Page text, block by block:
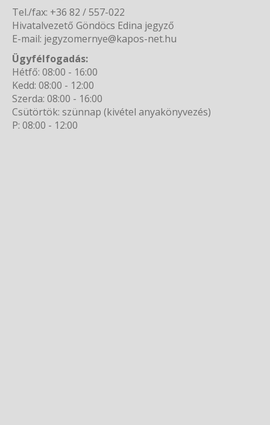
Tel./fax: +36 82 / 557-022
Hivatalvezető Göndöcs Edina jegyző
E-mail: jegyzomernye@kapos-net.hu
Ügyfélfogadás:
Hétfő: 08:00 - 16:00
Kedd: 08:00 - 12:00
Szerda: 08:00 - 16:00
Csütörtök: szünnap (kivétel anyakönyvezés)
P: 08:00 - 12:00